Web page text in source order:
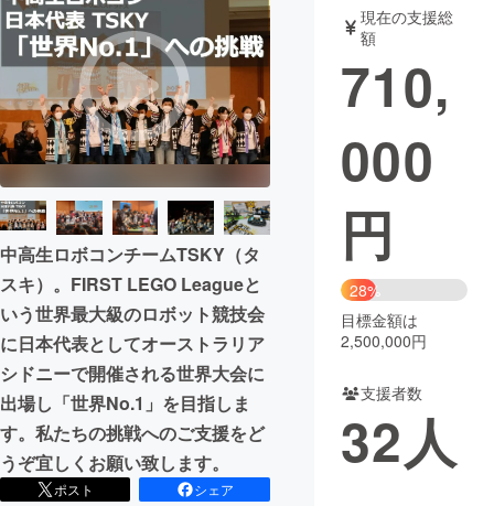
アート・写真 音楽
テクノロジー・ガジェット ゲーム・サ
映像・映画
ビジネス・起業
まちづくり・地域活性化
CAMPFIRE for Social Good
CAMPFIRE Creation
CAMPFIREふるさと納税machi-ya コミュニティ
中高生ロボコンチームTSKY（タ
スキ）。FIRST LEGO Leagueと
いう世界最大級のロボット競技会
に日本代表としてオーストラリア
シドニーで開催される世界大会に
出場し「世界No.1」を目指しま
す。私たちの挑戦へのご支援をど
うぞ宜しくお願い致します。
ポスト
シェア
現在の支援総
額
710,
000
円
28%
目標金額は
2,500,000円
支援者数
32人